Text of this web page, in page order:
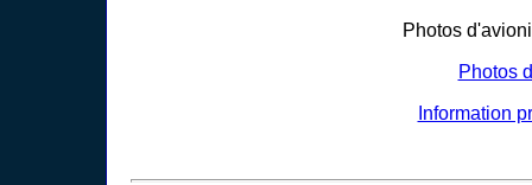
Photos
Photos
Information